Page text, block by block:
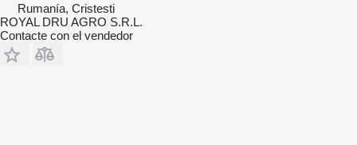
Rumanía, Cristesti
ROYAL DRU AGRO S.R.L.
Contacte con el vendedor